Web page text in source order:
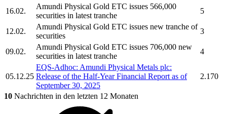
16.02.
Amundi Physical Gold ETC issues 566,000
securities in latest tranche
5
12.02.
Amundi Physical Gold ETC issues new tranche of
securities
3
09.02.
Amundi Physical Gold ETC issues 706,000 new
securities in latest tranche
4
05.12.25
EQS-Adhoc: Amundi Physical Metals plc:
Release of the Half-Year Financial Report as of
September 30, 2025
2.170
10 Nachrichten in den letzten 12 Monaten